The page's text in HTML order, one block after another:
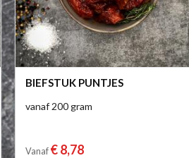
BIEFSTUK PUNTJES
vanaf 200 gram
Vanaf € 8,78